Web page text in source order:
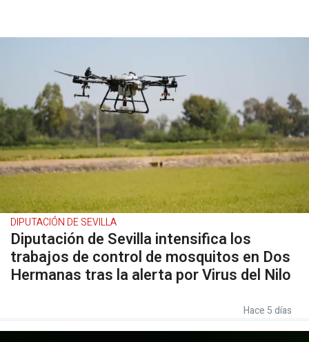
DIPUTACIÓN DE SEVILLA
Diputación de Sevilla intensifica los
trabajos de control de mosquitos en Dos
Hermanas tras la alerta por Virus del Nilo
Hace 5 días